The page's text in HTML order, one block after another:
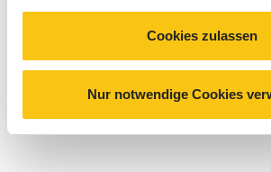
Cookies zulassen
Nur notwendige Cookies